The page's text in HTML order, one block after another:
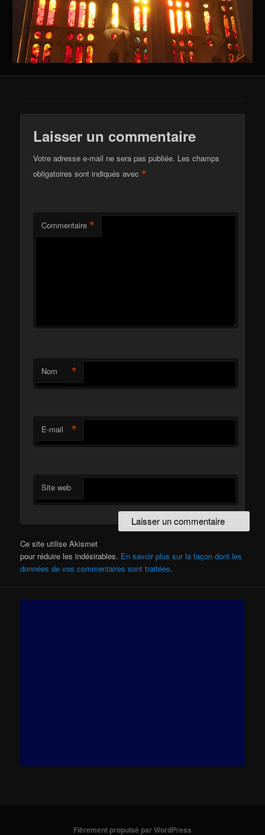
Laisser un commentaire
Votre adresse e-mail ne sera pas publiée. Les champs
obligatoires sont indiqués avec*
Commentaire *
Nom *
E-mail *
Site web
Ce site utilise Akismet
pour réduire les indésirables. En savoir plus sur la façon dont les
données de vos commentaires sont traitées.
Fièrement propulsé par WordPress